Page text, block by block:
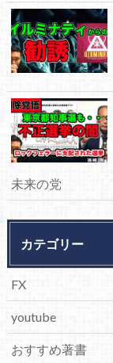
未来の党
カテゴリー
FX
youtube
おすすめ著書